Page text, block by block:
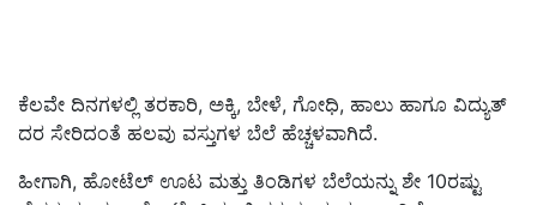
ಕೆಲವೇ ದಿನಗಳಲ್ಲಿ ತರಕಾರಿ, ಅಕ್ಕಿ, ಬೇಳೆ, ಗೋಧಿ, ಹಾಲು ಹಾಗೂ ವಿದ್ಯುತ್‌
ದರ ಸೇರಿದಂತೆ ಹಲವು ವಸ್ತುಗಳ ಬೆಲೆ ಹೆಚ್ಚಳವಾಗಿದೆ.
ಹೀಗಾಗಿ, ಹೋಟೆಲ್‌ ಊಟ ಮತ್ತು ತಿಂಡಿಗಳ ಬೆಲೆಯನ್ನು ಶೇ 10ರಷ್ಟು